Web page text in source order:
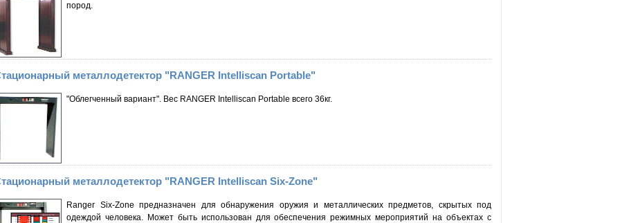
пород.
металлодетектор "RANGER Intelliscan Portable"
"Облегченный вариант". Вес RANGER Intelliscan Portable всего 36кг.
металлодетектор "RANGER Intelliscan Six-Zone"
Ranger Six-Zone предназначен для обнаружения оружия и металлических предметов, скрытых под
одеждой человека. Может быть использован для обеспечения режимных мероприятий на объектах с